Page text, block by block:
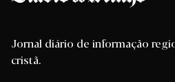
Jornal diário de informação
cristã.